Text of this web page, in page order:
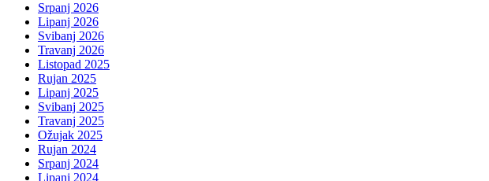
Srpanj 2026
Lipanj 2026
Svibanj 2026
Travanj 2026
Listopad 2025
Rujan 2025
Lipanj 2025
Svibanj 2025
Travanj 2025
Ožujak 2025
Rujan 2024
Srpanj 2024
Lipanj 2024